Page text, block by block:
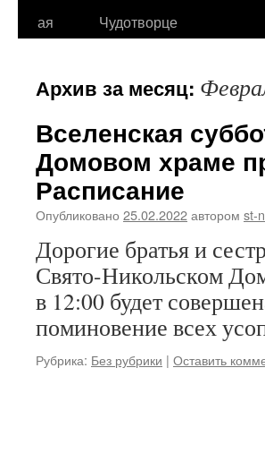
ая
Чудотворце
Архив за месяц:
Вселенская
Домовом храме
Расписание
Опубликовано 25.02.2022автором st-
Дорогие братья и
Свято-Никольском
в 12:00 будет
поминовение всех
Рубрика: Без рубрики | Оставить